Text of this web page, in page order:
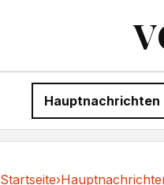
Hauptnachrichten
Startseite›